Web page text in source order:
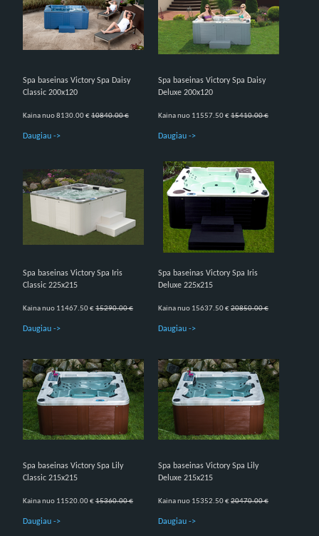
Spa baseinas Victory Spa Daisy
Classic 200x120
Kaina nuo 8130.00 €10840.00 €
Daugiau ->
Spa baseinas Victory Spa Daisy
Deluxe 200x120
Kaina nuo 11557.50 €15410.00 €
Daugiau ->
Spa baseinas Victory Spa Iris
Classic 225x215
Kaina nuo 11467.50 €15290.00 €
Daugiau ->
Spa baseinas Victory Spa Iris
Deluxe 225x215
Kaina nuo 15637.50 €20850.00 €
Daugiau ->
Spa baseinas Victory Spa Lily
Classic 215x215
Kaina nuo 11520.00 €15360.00 €
Daugiau ->
Spa baseinas Victory Spa Lily
Deluxe 215x215
Kaina nuo 15352.50 €20470.00 €
Daugiau ->